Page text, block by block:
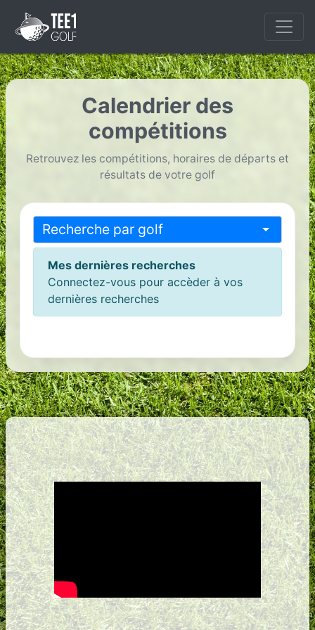
Calendrier des
compétitions
Retrouvez les compétitions, horaires de départs et
résultats de votre golf
Mes dernières recherches
Connectez-vous pour accèder à vos
dernières recherches